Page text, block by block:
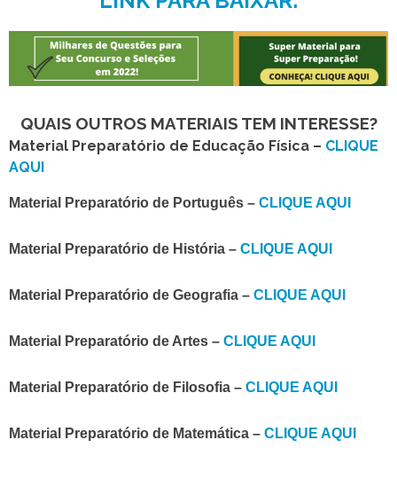
QUAIS OUTROS MATERIAIS TEM INTERESSE?
Material Preparatório de Educação Física – CLIQUE
AQUI
Material Preparatório de Português – CLIQUE AQUI
Material Preparatório de História – CLIQUE AQUI
Material Preparatório de Geografia – CLIQUE AQUI
Material Preparatório de Artes – CLIQUE AQUI
Material Preparatório de Filosofia – CLIQUE AQUI
Material Preparatório de Matemática – CLIQUE AQUI